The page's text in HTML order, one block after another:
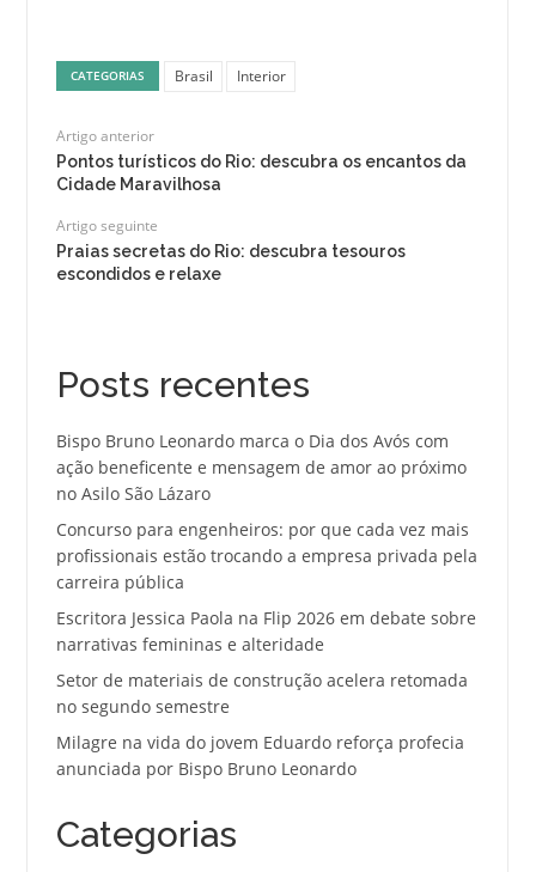
CATEGORIAS Brasil Interior
Artigo anterior
Pontos turísticos do Rio: descubra os encantos da
Cidade Maravilhosa
Artigo seguinte
Praias secretas do Rio: descubra tesouros
escondidos e relaxe
Posts recentes
Bispo Bruno Leonardo marca o Dia dos Avós com
ação beneficente e mensagem de amor ao próximo
no Asilo São Lázaro
Concurso para engenheiros: por que cada vez mais
profissionais estão trocando a empresa privada pela
carreira pública
Escritora Jessica Paola na Flip 2026 em debate sobre
narrativas femininas e alteridade
Setor de materiais de construção acelera retomada
no segundo semestre
Milagre na vida do jovem Eduardo reforça profecia
anunciada por Bispo Bruno Leonardo
Categorias